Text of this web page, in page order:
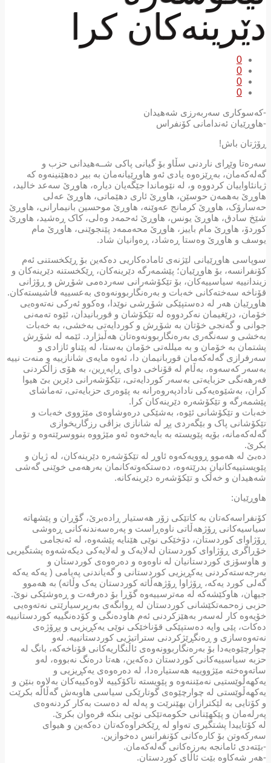
دێرینەکان کرا
0
0
0
0
-کەسوکاری سەربەرزی شەهیدان
-هاوڕێیان ئەندامانی کۆنفراس
ڕۆژتان باش!
سەرەتا وێڕای ناردنی سڵاو بۆ گیانی پاکی شــەهیدانی حزب و
گەلەکەمان، بەڕێزەوە یادی ئەو هاوڕێیانەمان بە بیر دەهێنینەوە کە
ژیانئاواییان کردووە و، لە نێوماندا جێگەیان دیارە، هاوڕێ سەعد خالید،
هاوڕێ بەهمەن حوسێن، هاوڕێ ئاری دهێماتی، هاوڕێ عەلی
حەسارۆک، هاوڕێ کرمانج عەوێنە، هاوڕێ موحسین بانیمارانی، هاوڕێ
شێخ سادق، هاوڕێ یونس، هاوڕێ ئەحمەد وەلی، کاک ڕەشید، هاوڕێ
کوردۆ، هاوڕێ مام باییز، هاوڕێ محەممەد پێنجوێنی، هاوڕێ مام
یوسف و هاوڕێ وەستا ڕەشاد، ڕەوانیان شاد.
سوپاسی هاوڕێیانی لێژنەی ئامادەکاریی دەکەین بۆ ڕێکخستنی ئەم
کۆنفرانسە، بۆ هاوڕێیان؛ پێشمەرگە دێرینەکان، ڕێکخستنە دێرینەکان و
زیندانییە سیاسییەکان، بۆ تێکۆشەرانی سەردەمی شۆڕش و ڕۆژانی
قۆناخە سەختەکانی خەبات و بەرەنگاربوونەوەی بەعسییە فاشیستەکان.
هاوڕێیان هەر لە دەستپێکی شۆڕشی نوێدا، وەکوو ئەرکی نەتەوەیی
خۆمان، درێغیمان نەکردووە لە تێکۆشان و قوربانیدان، ئێوە تەمەنی
جوانی و گەنجی خۆتان بە شۆڕش و کوردایەتی بەخشی، بە خەبات
بەخشی و سەنگەری بەرەنگاربوونەوەتان هەڵبژارد. ئێمە لە شۆڕش
پشتمان بە خۆمان و بە میللەتی خۆمان بەستا، لە پێناو ئازادی و
سەرفرازی گەلەکەمان قوربانیمان دا، ئەوە مایەی شانازییە و منەت نییە
بەسەر کەسەوە، بەڵام لە قۆناخی دوای ڕاپەڕین، بە هۆی زاڵکردنی
فەرهەنگی حزبایەتی بەسەر کوردایەتی، تێکۆشەرانی دێرین بێ هیوا
کران، بەشێوەیەکی نادادپەروەرانە بە پێوەری حزبایەتی، تەماشای
پێشمەرگە و تێکۆشەرە دێرینەکان کرا.
خەبات و تێکۆشانی ئێوە، بەشێکی درەوشاوەی مێژووی خەبات و
تێکۆشانی پاک و بێگەردی پڕ لە شانازی بزاڤی رزگاریخوازی
گەلەکەمانە، بۆیە پێویستە بە بایەخەوە ئەو مێژووە بنووسرێتەوە و تۆمار
بکرێ.
دەبێ لە هەموو ڕوویەکەوە ئاوڕ لە تێکۆشەرە دێرینەکان، لە ژیان و
پێویستییەکانیان بدرێتەوە، دەستکەوتەکانمان بەرهەمی خوێنی گەشی
شەهیدان و خەڵک و تێکۆشەرە دێرینەکانە.
هاوڕێیان:
کۆنفراسەکەتان بە کاتێکی زۆر هەستیار ڕادەبرێ، گۆڕان و پێشهاتە
سیاسیەکانی ڕۆژهەڵاتی ناوەڕاست و پەرەسەندنەکانی ڕەوشی
ڕۆژاوای کوردستان، دۆخێکی نوێی هێنایە پێشەوە، لە ئەنجامی
خۆڕاگری ڕۆژاوای کوردستان لەلایەک و لەلایەکی دیکەشەوە پشتگیریی
و هاوسۆزی کوردستانیان لە ناوەوە و دەرەوەی کوردستان و
بەرجەستەكردنی یەكڕیزیی كوردستانی و گەیاندنی پەیامی ( یەکە یەکە
گەلی کورد یەکە، ڕۆژاوا ڕۆژهەڵاتە کوردستان یەک وڵاتە) بە هەموو
جیهان، هاوکێشەکە لە مەترسییەوە گۆڕا بۆ دەرفەت و ڕەوشێکی نوێ.
حزبی زەحمەتكێشانی كوردستان لە ڕوانگەی بەرپرسیارێتی نەتەوەیی
خۆیەوە کار لەسەر بەهێزکردنی ئەم هاودەنگی و کۆدەنگییە کوردستانییە
دەکات، پێی وایە دەستپێکی قۆناخێکی نوێی یەکڕیزیی و پڕۆژەی
نەتەوەسازی و ڕەنگڕێژکردنی ستراتیژیی کوردستانییە. لەو
چوارچێوەیەدا بۆ بەرەنگاربوونەوەی ئاڵنگاریەکانی قۆناخەکە، بانگ لە
حزبە سیاسییەکانی کوردستان دەکەین، هەتا درەنگ نەبووە، لەو
ساتەوەختە مێژووییە هەستیارەدا، لە دەرەوەی یەکڕیزیی و
یەکهەڵوێستیی نەمێننەوە و پێویستە ناکۆکییە لاوەکییەکان بەلاوە بنێن و
یەکهەڵوێستی لە چوارچێوه‌ی گوتارێکی سیاسی هاوبەش گەڵاڵە بکرێت
و کۆتایی بە لێکترازان بهێنرێت و پەلە لە دەست بەکار کردنەوەی
پەرلەمان و پێکهێنانی حکومەتێکی نوێی بنکە فرەوان بکرێ.
لە کۆتاییدا پشتگیری تەواو لە ڕێکخراوەکەتان دەکەین و هیوای
سەرکەوتن بۆ کارەکانی کۆنفرانس دەخوازین.
-بێتەدی ئامانجە بەرزەکانی گەلەکەمان.
-هەر شەکاوە بێت ئاڵای کوردستان.